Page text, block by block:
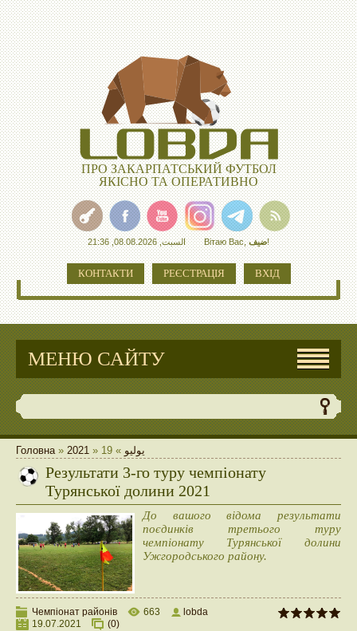
ПРО ЗАКАРПАТСЬКИЙ ФУТБОЛ
ЯКІСНО ТА ОПЕРАТИВНО
السبت, 08.08.2026, 21:36 Вітаю Вас,ضيف!
КОНТАКТИ РЕЄСТРАЦІЯ ВХІД
МЕНЮ САЙТУ
Головна» 2021 » يوليو »
19
Результати 3-го туру чемпіонату
Турянської долини 2021
До вашого відома результати
поєдинків третього туру
чемпіонату Турянської долини
Ужгородського району.
Чемпіонат районів 663
lobda
19.07.2021
(0)